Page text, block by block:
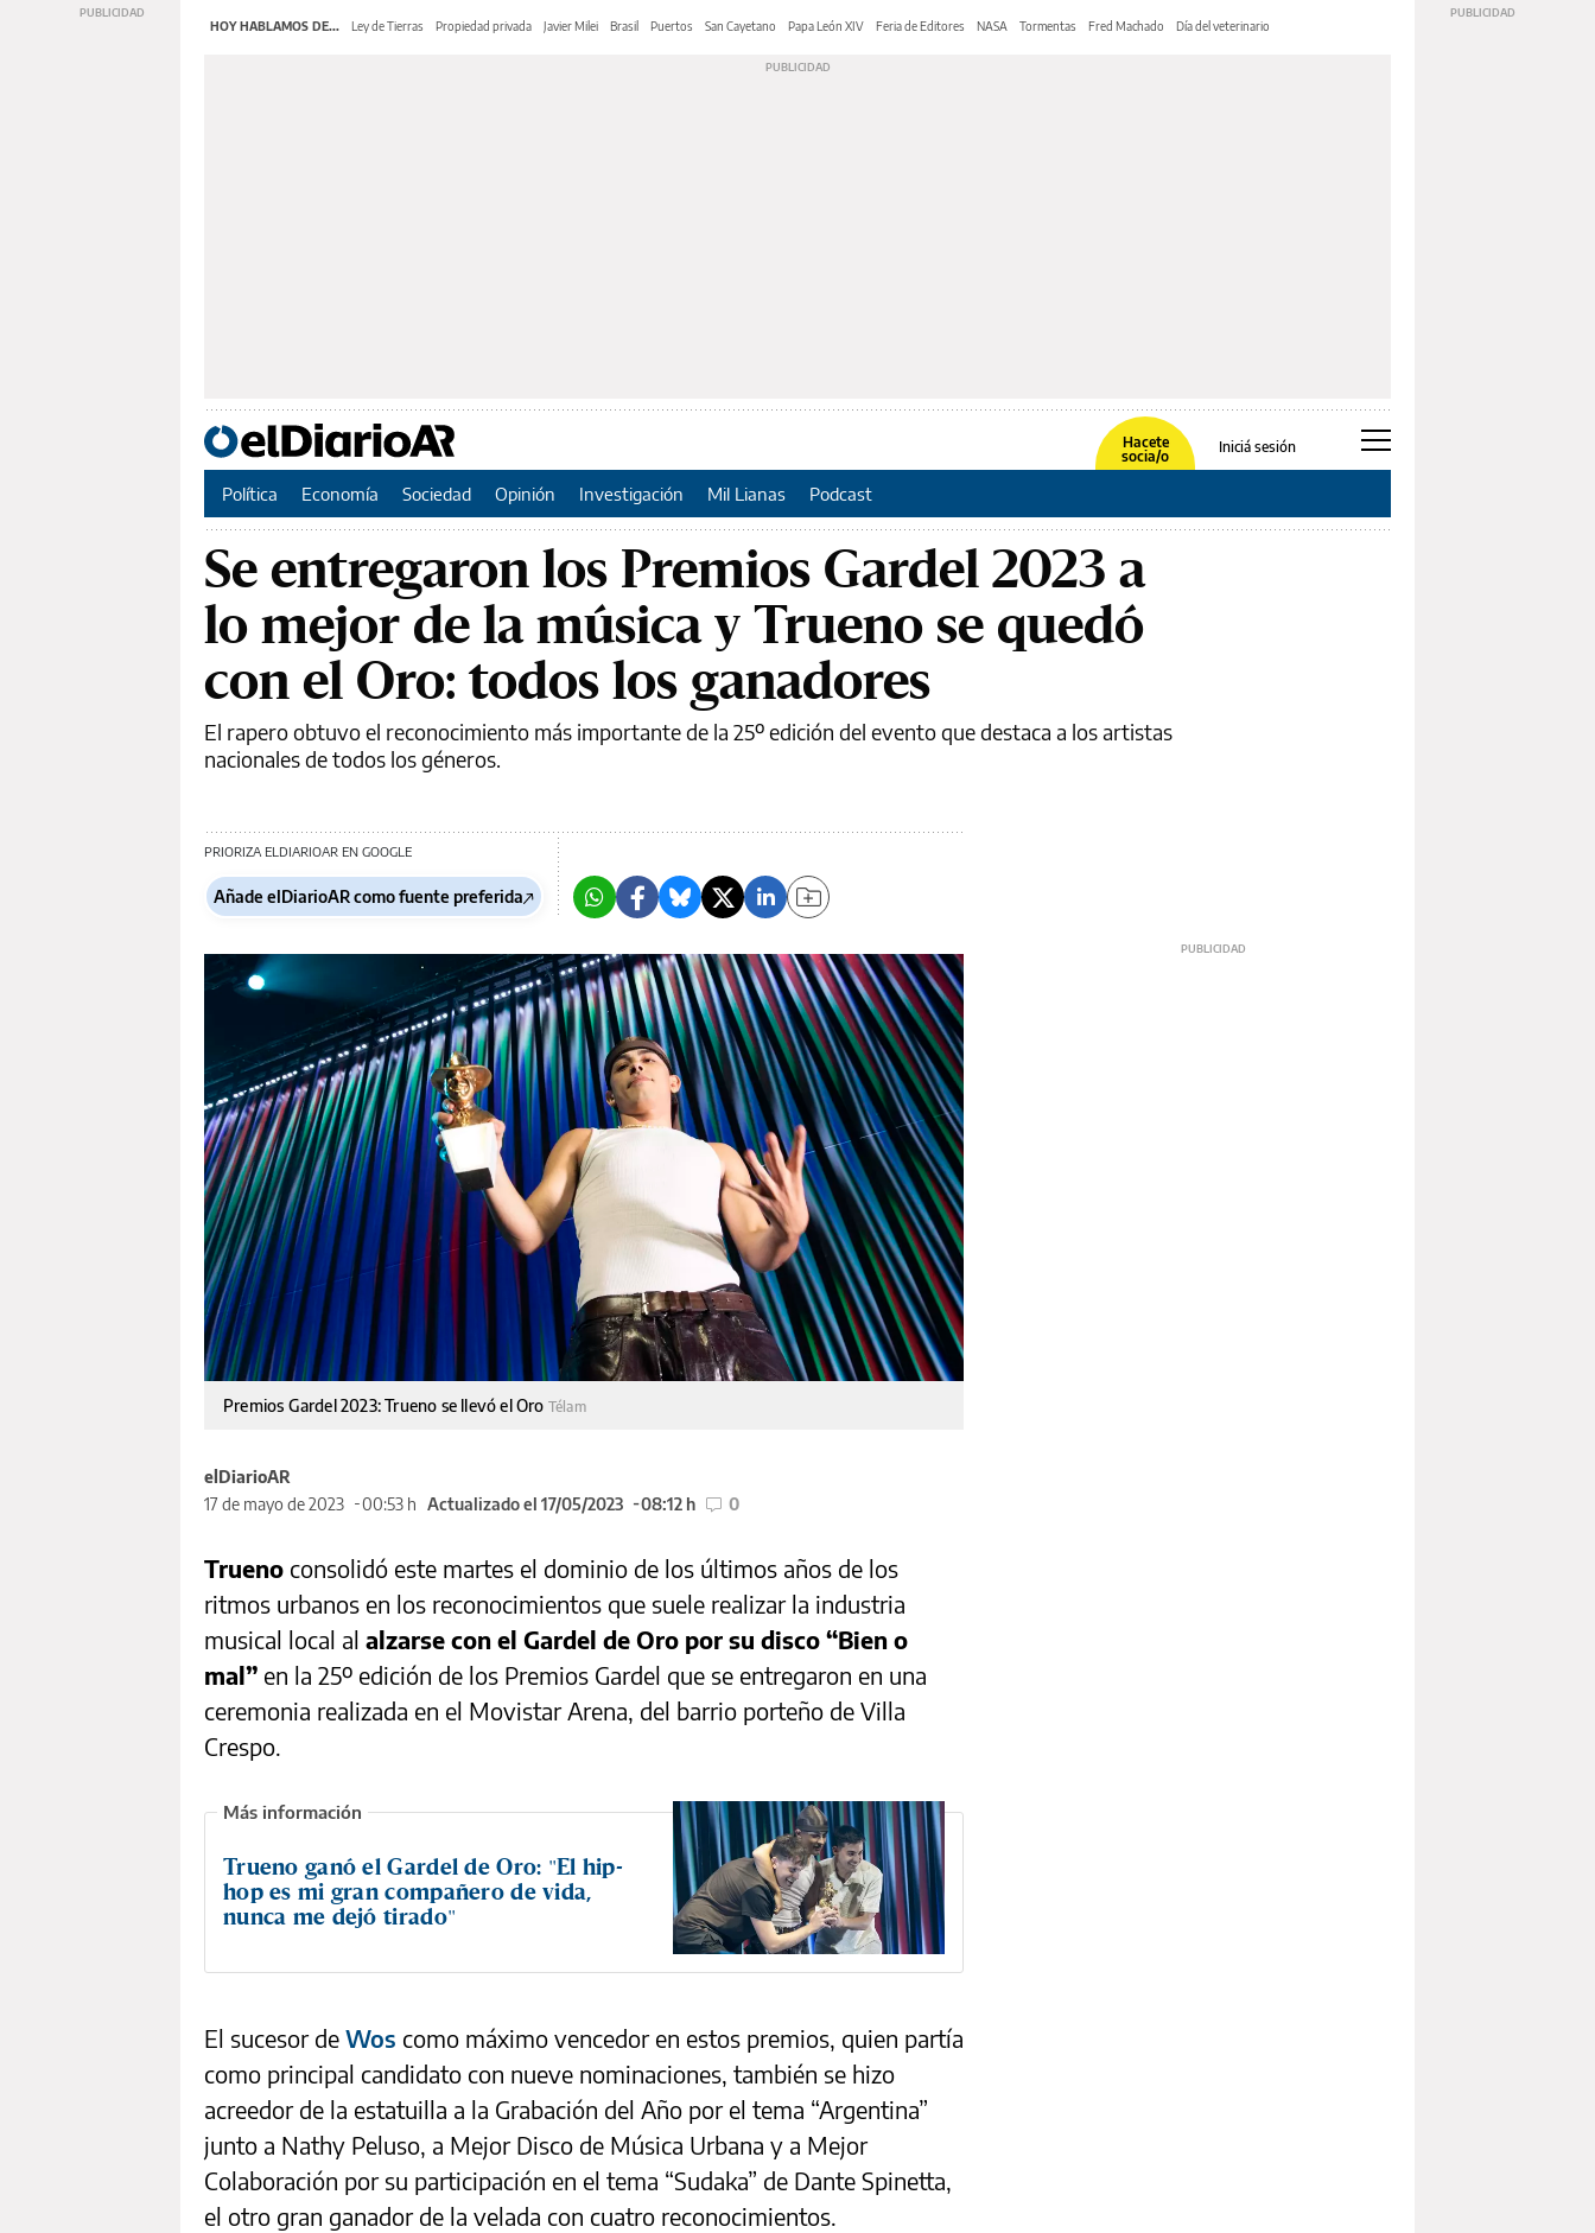
HOY HABLAMOS DE... Ley de Tierras Propiedad privada Javier Milei Brasil Puertos San Cayetano Papa León XIV Feria de Editores NASA Tormentas Fred Machado Día del veterinario
Hacete
socia/o
Iniciá sesión
Política Economía Sociedad Opinión Investigación Mil Lianas Podcast
Se entregaron los Premios Gardel 2023 a
lo mejor de la música y Trueno se quedó
con el Oro: todos los ganadores
El rapero obtuvo el reconocimiento más importante de la 25º edición del evento que destaca a los artistas
nacionales de todos los géneros.
PRIORIZA ELDIARIOAR EN GOOGLE
Añade elDiarioAR como fuente preferida
Premios Gardel 2023: Trueno se llevó el Oro Télam
elDiarioAR
17 de mayo de 2023
00:53 h Actualizado el 17/05/2023 08:12 h 0
Trueno consolidó este martes el dominio de los últimos años de los
ritmos urbanos en los reconocimientos que suele realizar la industria
musical local al alzarse con el Gardel de Oro por su disco “Bien o
mal” en la 25º edición de los Premios Gardel que se entregaron en una
ceremonia realizada en el Movistar Arena, del barrio porteño de Villa
Crespo.
Trueno ganó el Gardel de Oro: "El hip-
hop es mi gran compañero de vida,
nunca me dejó tirado"
El sucesor de Wos como máximo vencedor en estos premios, quien partía
como principal candidato con nueve nominaciones, también se hizo
acreedor de la estatuilla a la Grabación del Año por el tema “Argentina”
junto a Nathy Peluso, a Mejor Disco de Música Urbana y a Mejor
Colaboración por su participación en el tema “Sudaka” de Dante Spinetta,
el otro gran ganador de la velada con cuatro reconocimientos.